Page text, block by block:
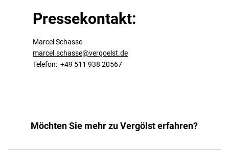
Pressekontakt:
Marcel Schasse
marcel.schasse@vergoelst.de
Telefon: +49 511 938 20567
Möchten Sie mehr zu Vergölst erfahren?